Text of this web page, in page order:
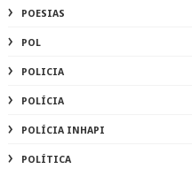
POESIAS
POL
POLICIA
POLÍCIA
POLÍCIA INHAPI
POLÍTICA